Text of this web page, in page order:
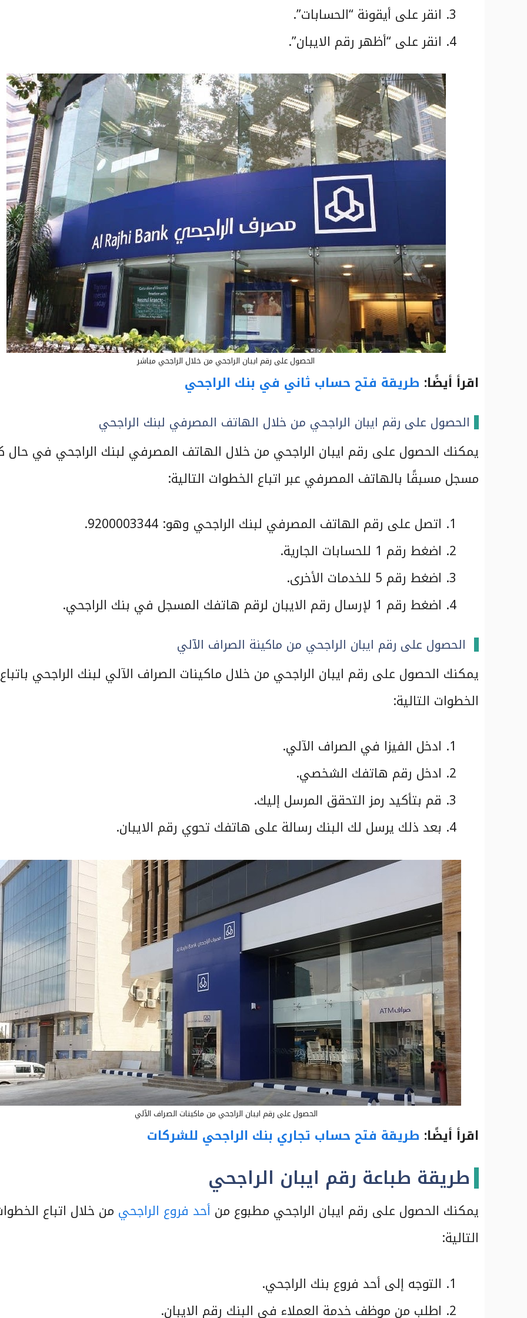
انقر على أيقونة “الحسابات”.
انقر على “أظهر رقم الايبان”.
الحصول على رقم ايبان الراجحي من خلال الراجحي مباشر
اقرأ أيضًا: طريقة فتح حساب ثاني في بنك الراجحي
الحصول على رقم ايبان الراجحي من خلال الهاتف المصرفي لبنك الراجحي
يمكنك الحصول على رقم ايبان الراجحي من خلال الهاتف المصرفي لبنك الراجحي في حال
مسجل مسبقًا بالهاتف المصرفي عبر اتباع الخطوات التالية:
اتصل على رقم الهاتف المصرفي لبنك الراجحي وهو: 9200003344.
اضغط رقم 1 للحسابات الجارية.
اضغط رقم 5 للخدمات الأخرى.
اضغط رقم 1 لإرسال رقم الايبان لرقم هاتفك المسجل في بنك الراجحي.
الحصول على رقم ايبان الراجحي من ماكينة الصراف الآلي
يمكنك الحصول على رقم ايبان الراجحي من خلال ماكينات الصراف الآلي لبنك الراجحي باتباع
الخطوات التالية:
ادخل الفيزا في الصراف الآلي.
ادخل رقم هاتفك الشخصي.
قم بتأكيد رمز التحقق المرسل إليك.
بعد ذلك يرسل لك البنك رسالة على هاتفك تحوي رقم الايبان.
الحصول على رقم ايبان الراجحي من ماكينات الصراف الآلي
اقرأ أيضًا: طريقة فتح حساب تجاري بنك الراجحي للشركات
طريقة طباعة رقم ايبان الراجحي
يمكنك الحصول على رقم ايبان الراجحي مطبوع من أحد فروع الراجحي من خلال اتباع
التالية:
التوجه إلى أحد فروع بنك الراجحي.
اطلب من موظف خدمة العملاء في البنك رقم الايبان.